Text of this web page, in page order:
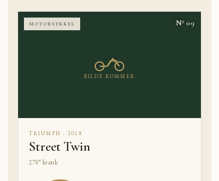
BILDE KOMMER
MOTORSYKKEL Nº 09
TRIUMPH · 2018
Street Twin
270° krank